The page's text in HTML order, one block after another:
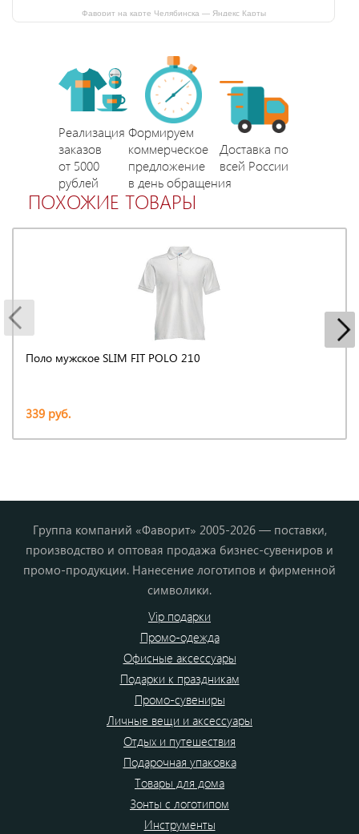
Фаворит на карте Челябинска — Яндекс Карты
Реализация
заказов
от 5000
рублей
Формируем
коммерческое
предложение
в день обращения
Доставка по
всей России
ПОХОЖИЕ ТОВАРЫ
Поло мужское SLIM FIT POLO 210
339 руб.
Группа компаний «Фаворит» 2005-2026 — поставки,
производство и оптовая продажа бизнес-сувениров и
промо-продукции. Нанесение логотипов и фирменной
символики.
Vip подарки
Промо-одежда
Офисные аксессуары
Подарки к праздникам
Промо-сувениры
Личные вещи и аксессуары
Отдых и путешествия
Подарочная упаковка
Товары для дома
Зонты с логотипом
Инструменты